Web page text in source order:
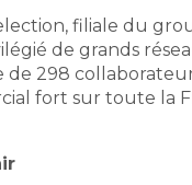
filiale du
de grands
de 298
fort sur toute la